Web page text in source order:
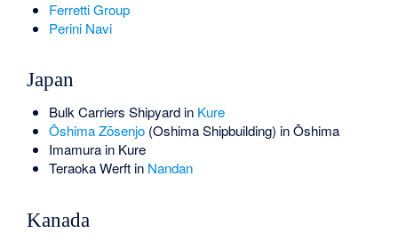
Ferretti Group
Perini Navi
Japan
Bulk Carriers Shipyardin Kure
Ōshima Zōsenjo(Oshima Shipbuilding) inŌshima
Imamurain Kure
Teraoka Werftin Nandan
Kanada